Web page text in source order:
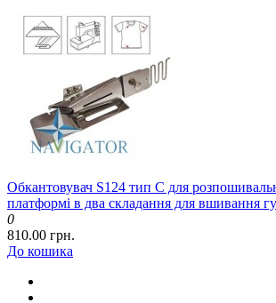
Обкантовувач S124 тип C для
платформі в два складання для вшивання
0
810.00 грн.
До кошика